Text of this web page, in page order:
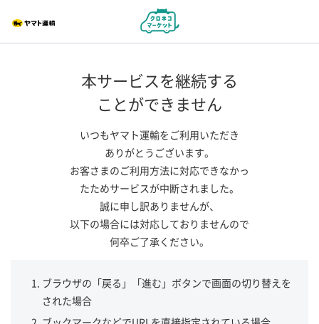
本サービスを継続する
ことができません
いつもヤマト運輸をご利用いただき
ありがとうございます。
お客さまのご利用方法に対応できなかっ
たためサービスが中断されました。
誠に申し訳ありませんが、
以下の場合には対応しておりませんので
何卒ご了承ください。
ブラウザの「戻る」「進む」ボタンで画面の切り替えを
された場合